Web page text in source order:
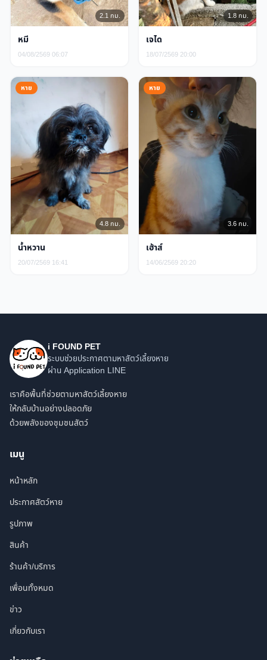
2.1 กม.
หมี
04/08/2569 06:07
1.8 กม.
เจได
18/07/2569 20:00
หาย
4.8 กม.
น้ำหวาน
20/07/2569 16:41
หาย
3.6 กม.
เฮ้าส์
14/06/2569 20:20
i FOUND PET
ระบบช่วยประกาศตามหาสัตว์เลี้ยงหาย
ผ่าน Application LINE
เราคือพื้นที่ช่วยตามหาสัตว์เลี้ยงหาย
ให้กลับบ้านอย่างปลอดภัย
ด้วยพลังของชุมชนสัตว์
เมนู
หน้าหลัก
ประกาศสัตว์หาย
รูปภาพ
สินค้า
ร้านค้า/บริการ
เพื่อนทั้งหมด
ข่าว
เกี่ยวกับเรา